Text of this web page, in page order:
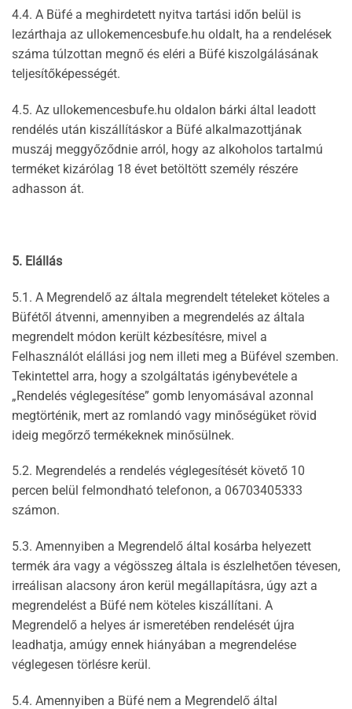
4.4. A Büfé a meghirdetett nyitva tartási időn belül is
lezárthaja az ullokemencesbufe.hu oldalt, ha a rendelések
száma túlzottan megnő és eléri a Büfé kiszolgálásának
teljesítőképességét.
4.5. Az ullokemencesbufe.hu oldalon bárki által leadott
rendélés után kiszállításkor a Büfé alkalmazottjának
muszáj meggyőződnie arról, hogy az alkoholos tartalmú
terméket kizárólag 18 évet betöltött személy részére
adhasson át.
5. Elállás
5.1. A Megrendelő az általa megrendelt tételeket köteles a
Büfétől átvenni, amennyiben a megrendelés az általa
megrendelt módon került kézbesítésre, mivel a
Felhasználót elállási jog nem illeti meg a Büfével szemben.
Tekintettel arra, hogy a szolgáltatás igénybevétele a
„Rendelés véglegesítése” gomb lenyomásával azonnal
megtörténik, mert az romlandó vagy minőségüket rövid
ideig megőrző termékeknek minősülnek.
5.2. Megrendelés a rendelés véglegesítését követő 10
percen belül felmondható telefonon, a 06703405333
számon.
5.3. Amennyiben a Megrendelő által kosárba helyezett
termék ára vagy a végösszeg általa is észlelhetően tévesen,
irreálisan alacsony áron kerül megállapításra, úgy azt a
megrendelést a Büfé nem köteles kiszállítani. A
Megrendelő a helyes ár ismeretében rendelését újra
leadhatja, amúgy ennek hiányában a megrendelése
véglegesen törlésre kerül.
5.4. Amennyiben a Büfé nem a Megrendelő által